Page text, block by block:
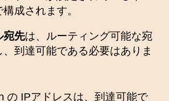
成されます。
宛先は、ルーティング可能な宛
到達可能である必要はありま
の IPアドレスは、到達可能で